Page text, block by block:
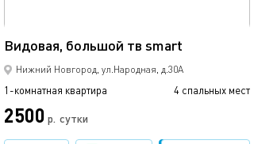
Видовая, большой тв smart
Нижний Новгород, ул.Народная, д.30А
1-комнатная квартира 4 спальных мест
2500 р. сутки